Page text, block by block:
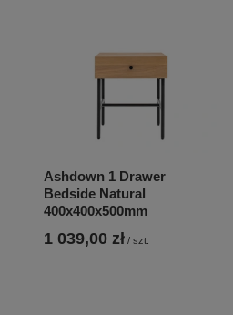
Ashdown 1 Drawer
Bedside Natural
400x400x500mm
1 039,00 zł / szt.